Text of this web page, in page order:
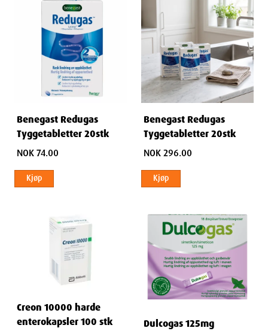
Benegast Redugas
Tyggetabletter 20stk
NOK 74.00
Kjøp
Benegast Redugas
Tyggetabletter 20stk
NOK 296.00
Kjøp
Creon 10000 harde
enterokapsler 100 stk
Dulcogas 125mg